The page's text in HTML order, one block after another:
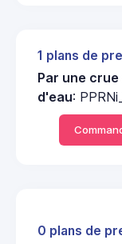
1 plans de
Par une
d'eau:
0 plans de